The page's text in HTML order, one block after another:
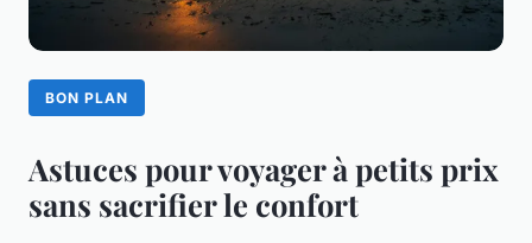
BON PLAN
Astuces pour voyager à petits prix
sans sacrifier le confort